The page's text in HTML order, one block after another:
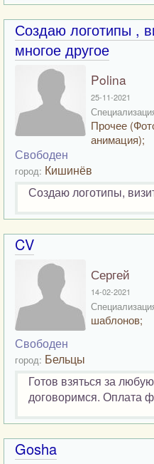
Создаю логотипы ,
многое другое
Polina
25-11-2021
Прочее
анимация);
Свободен
город: Кишинёв
Создаю логотипы,
CV
Сергей
14-02-2021
шаблонов;
Свободен
город: Бельцы
Готов взяться за
договоримся. Оплата
Gosha